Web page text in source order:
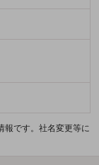
報です。社名変更等に